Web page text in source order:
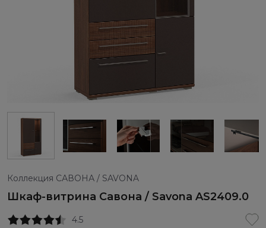
Коллекция САВОНА / SAVONA
Шкаф-витрина Савона / Savona AS2409.0
4.5